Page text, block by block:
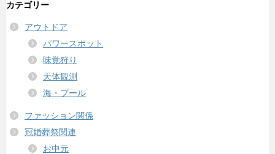
カテゴリー
アウトドア
パワースポット
味覚狩り
天体観測
海・プール
ファッション関係
冠婚葬祭関連
お中元